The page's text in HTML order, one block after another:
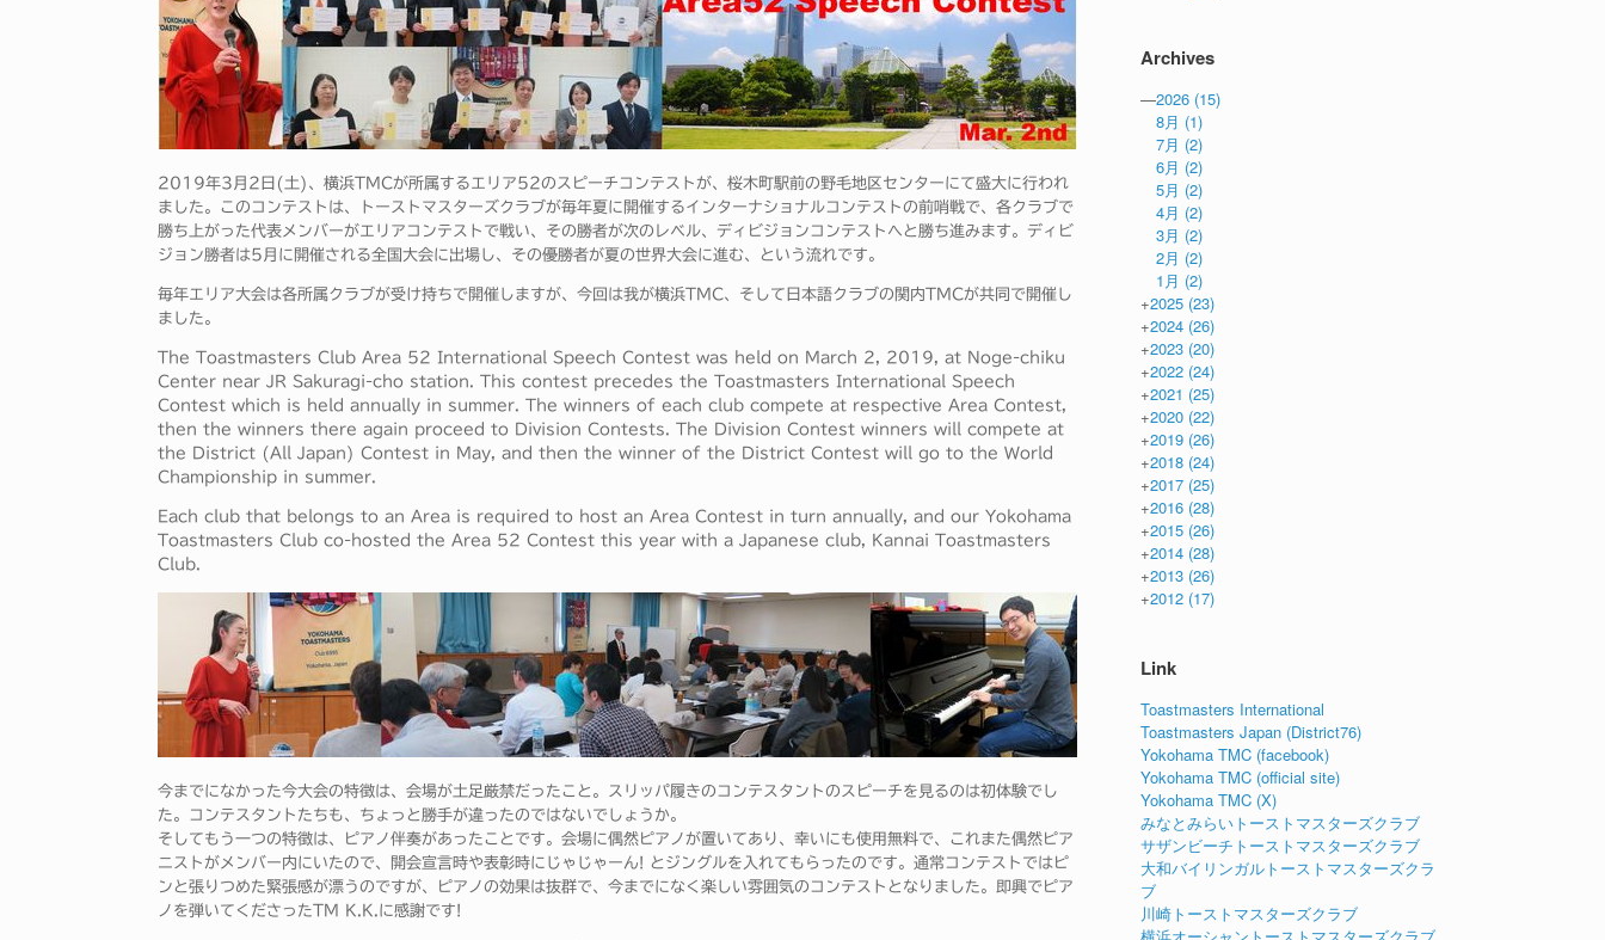
2019年3月2日(土)、横浜TMCが所属するエリア52のスピーチコンテストが、桜木町駅前の野毛地区センターにて盛大に行われ
ました。このコンテストは、トーストマスターズクラブが毎年夏に開催するインターナショナルコンテストの前哨戦で、各クラブで
勝ち上がった代表メンバーがエリアコンテストで戦い、その勝者が次のレベル、ディビジョンコンテストへと勝ち進みます。ディビ
ジョン勝者は5月に開催される全国大会に出場し、その優勝者が夏の世界大会に進む、という流れです。
毎年エリア大会は各所属クラブが受け持ちで開催しますが、今回は我が横浜TMC、そして日本語クラブの関内TMCが共同で開催し
ました。
The Toastmasters Club Area 52 International Speech Contest was held on March 2, 2019, at Noge-chiku
Center near JR Sakuragi-cho station. This contest precedes the Toastmasters International Speech
Contest which is held annually in summer. The winners of each club compete at respective Area Contest,
then the winners there again proceed to Division Contests. The Division Contest winners will compete at
the District (All Japan) Contest in May, and then the winner of the District Contest will go to the World
Championship in summer.
Each club that belongs to an Area is required to host an Area Contest in turn annually, and our Yokohama
Toastmasters Club co-hosted the Area 52 Contest this year with a Japanese club, Kannai Toastmasters
Club.
今までになかった今大会の特徴は、会場が土足厳禁だったこと。スリッパ履きのコンテスタントのスピーチを見るのは初体験でし
た。コンテスタントたちも、ちょっと勝手が違ったのではないでしょうか。
そしてもう一つの特徴は、ピアノ伴奏があったことです。会場に偶然ピアノが置いてあり、幸いにも使用無料で、これまた偶然ピア
ニストがメンバー内にいたので、開会宣言時や表彰時にじゃじゃーん! とジングルを入れてもらったのです。通常コンテストではピ
ンと張りつめた緊張感が漂うのですが、ピアノの効果は抜群で、今までになく楽しい雰囲気のコンテストとなりました。即興でピア
ノを弾いてくださったTM K.K.に感謝です!
Archives
—2026 (15)
8月 (1)
7月 (2)
6月 (2)
5月 (2)
4月 (2)
3月 (2)
2月 (2)
1月 (2)
+2025 (23)
+2024 (26)
+2023 (20)
+2022 (24)
+2021 (25)
+2020 (22)
+2019 (26)
+2018 (24)
+2017 (25)
+2016 (28)
+2015 (26)
+2014 (28)
+2013 (26)
+2012 (17)
Link
Toastmasters International
Toastmasters Japan (District76)
Yokohama TMC (facebook)
Yokohama TMC (official site)
Yokohama TMC (X)
みなとみらいトーストマスターズクラブ
サザンビーチトーストマスターズクラブ
大和バイリンガルトーストマスターズクラ
ブ
川崎トーストマスターズクラブ